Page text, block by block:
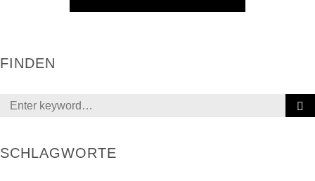
FINDEN
Search
SCHLAGWORTE